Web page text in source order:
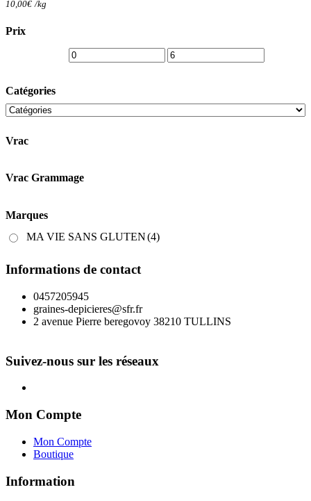
10,00€ /kg
Prix
Catégories
Vrac
Vrac Grammage
Marques
MA VIE SANS GLUTEN(4)
Informations de contact
0457205945
graines-depicieres@sfr.fr
2 avenue Pierre beregovoy 38210 TULLINS
Suivez-nous sur les réseaux
Mon Compte
Mon Compte
Boutique
Information